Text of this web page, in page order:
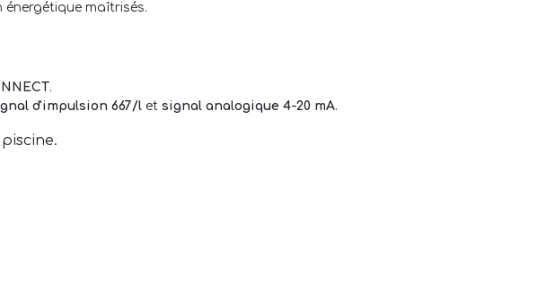
maîtrisés.
.
d'impulsion 667/l et signal analogique 4-20 mA.